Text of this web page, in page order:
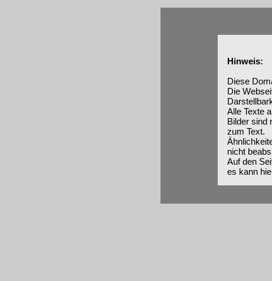
Hinweis:
Diese
Die
Alle Texte
Bilder sind
zum Text.
nicht
Auf den
es kann